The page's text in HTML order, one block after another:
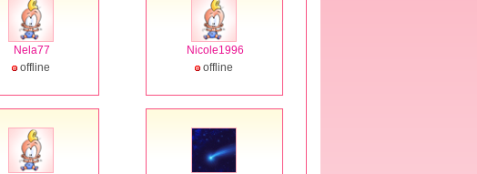
Nela77
offline
Nicole1996
offline